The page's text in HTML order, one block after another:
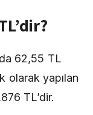
62,55 TL
olarak yapılan
TL’dir.